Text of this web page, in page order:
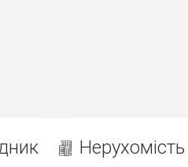
Нерухомість